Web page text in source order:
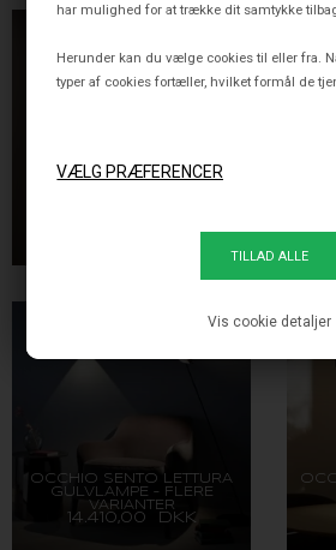
har mulighed for at trække dit samtykke
Herunder kan du vælge cookies til eller fra.
typer af cookies fortæller, hvilket formål de
Vis cookie detaljer
OCCHIO SENTO LETTURA
GULVLAMPE – FLERE
VARIANTER
14.410,00 DKK